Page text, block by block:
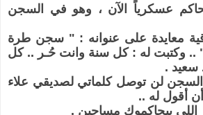
عسكرياً الآن ، وهو في السجن
معايدة على عنوانه : " سجن طرة
" .. وكتبت له : كل سنة وانت حُـر .. كل
سعيد .
السجن لن توصل كلماتي لصديقي علاء
أقول له ..
اللي بيحاكموك مساجين .